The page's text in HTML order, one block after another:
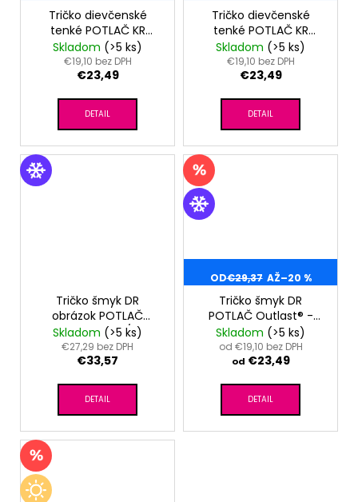
Tričko dievčenské
tenké POTLAČ KR
Outlast® - jahodová
kvietky
Skladom (>5 ks)
€19,10 bez DPH
€23,49
DETAIL
Tričko dievčenské
tenké POTLAČ KR
Outlast® - biela
kvietky
Skladom (>5 ks)
€19,10 bez DPH
€23,49
DETAIL
Tričko šmyk DR
obrázok POTLAČ
Outlast® - latté/latté
zvieratká
Skladom (>5 ks)
€27,29 bez DPH
€33,57
DETAIL
OD€29,37 AŽ–20 %
Tričko šmyk DR
POTLAČ Outlast® -
biela farebné zvieratká
Skladom (>5 ks)
od €19,10 bez DPH
od €23,49
DETAIL